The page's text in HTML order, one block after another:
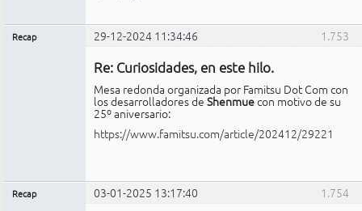
1.753
Recap 29-12-2024 11:34:46
Re: Curiosidades, en este hilo.
Mesa redonda organizada por Famitsu Dot Com con
los desarrolladores de Shenmuecon motivo de su
25º aniversario:
https://www.famitsu.com/article/202412/29221
1.754
Recap 03-01-2025 13:17:40